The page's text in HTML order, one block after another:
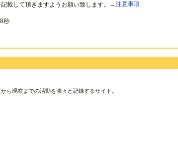
載して頂きますようお願い致します。→注意事項
秒
ら現在までの活動を淡々と記録するサイト。